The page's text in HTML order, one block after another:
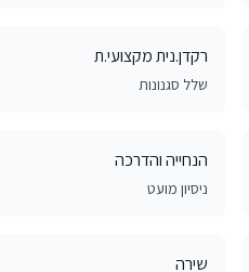
רקדן.נית מקצועי.ת
שלל סגנונות
הנחייה והדרכה
ניסיון מועט
שירה